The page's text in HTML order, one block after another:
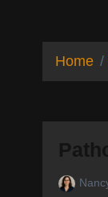
Home